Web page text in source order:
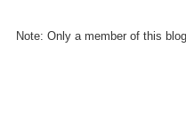
Note: Only a member of this